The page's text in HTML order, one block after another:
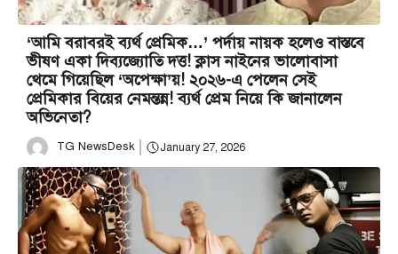
‘আমি বরাবরই ব্যর্থ প্রেমিক…’ পর্দায় নায়ক হলেও বাস্তবে
ভীষণ একা দিব্যজ্যোতি দত্ত! ক্লাস নাইনের ভালোবাসা
থেমে গিয়েছিল ‘অপেক্ষা’য়! ২০২৬-এ পেলেন সেই
প্রেমিকার বিয়ের নেমন্তন্ন! ব্যর্থ প্রেম নিয়ে কি জানালেন
অভিনেতা?
TG NewsDesk January 27, 2026